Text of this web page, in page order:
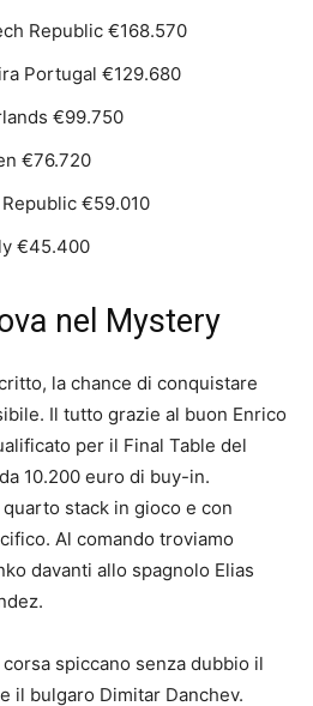
Republic €168.570
Portugal €129.680
€99.750
€76.720
€59.010
€45.400
nel Mystery
la chance di conquistare
Il tutto grazie al buon Enrico
per il Final Table del
10.200 euro di buy-in.
stack in gioco e con
Al comando troviamo
davanti allo spagnolo Elias
spiccano senza dubbio il
il bulgaro Dimitar Danchev.